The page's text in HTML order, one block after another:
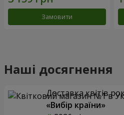
Замовити
Наші досягнення
Доставка квітів
«Вибір країни»